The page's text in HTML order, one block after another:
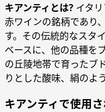
キアンティとは? イタ
赤ワインの銘柄であり
す。その伝統的なスタ
ベースに、他の品種を
の丘陵地帯で育ったブ
りとした酸味、絹のよ
キアンティで使用